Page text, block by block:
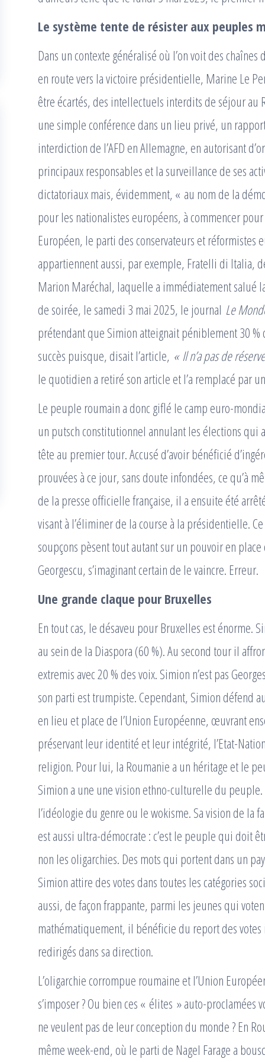
Le système tente de résister aux peuples
Dans un contexte généralisé où l’on voit des
en route vers la victoire présidentielle, Marine Le
être écartés, des intellectuels interdits de séjour au
une simple conférence dans un lieu privé, un
interdiction de l’AFD en Allemagne, en autorisant
principaux responsables et la surveillance de ses
dictatoriaux mais, évidemment, « au nom de la
pour les nationalistes européens, à commencer
Européen, le parti des conservateurs et réformistes
appartiennent aussi, par exemple, Fratelli di Italia,
Marion Maréchal, laquelle a immédiatement salué
de soirée, le samedi 3 mai 2025, le journal Le
prétendant que Simion atteignait péniblement 30
succès puisque, disait l’article, « Il n’a pas de
le quotidien a retiré son article et l’a remplacé par
Le peuple roumain a donc giflé le camp euro-
un putsch constitutionnel annulant les élections qui
tête au premier tour. Accusé d’avoir bénéficié
prouvées à ce jour, sans doute infondées, ce qu’à
de la presse officielle française, il a ensuite été
visant à l’éliminer de la course à la présidentielle.
soupçons pèsent tout autant sur un pouvoir en
Georgescu, s’imaginant certain de le vaincre. Erreur.
Une grande claque pour Bruxelles
En tout cas, le désaveu pour Bruxelles est énorme.
au sein de la Diaspora (60 %). Au second tour il
extremis avec 20 % des voix. Simion n’est pas
son parti est trumpiste. Cependant, Simion défend
en lieu et place de l’Union Européenne, œuvrant
préservant leur identité et leur intégrité, l’Etat-
religion. Pour lui, la Roumanie a un héritage et le
Simion a une une vision ethno-culturelle du
l’idéologie du genre ou le wokisme. Sa vision de
est aussi ultra-démocrate : c’est le peuple qui doit
non les oligarchies. Des mots qui portent dans un
Simion attire des votes dans toutes les catégories
aussi, de façon frappante, parmi les jeunes qui
mathématiquement, il bénéficie du report des
redirigés dans sa direction.
L’oligarchie corrompue roumaine et l’Union
s’imposer ? Ou bien ces « élites » auto-
ne veulent pas de leur conception du monde ? En
même week-end, où le parti de Nagel Farage a